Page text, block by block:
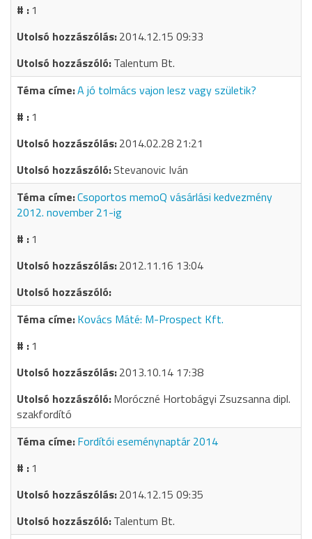
1
2014.12.15 09:33
Talentum Bt.
A jó tolmács vajon lesz vagy születik?
1
2014.02.28 21:21
Stevanovic Iván
Csoportos memoQ vásárlási kedvezmény
2012. november 21-ig
1
2012.11.16 13:04
Kovács Máté: M-Prospect Kft.
1
2013.10.14 17:38
Moróczné Hortobágyi Zsuzsanna dipl.
szakfordító
Fordítói eseménynaptár 2014
1
2014.12.15 09:35
Talentum Bt.